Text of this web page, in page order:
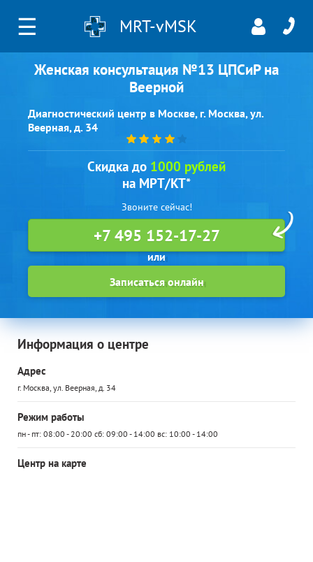
☰ MRT-vMSK
Женская консультация №13 ЦПСиР на
Веерной
Диагностический центр в Москве, г. Москва, ул.
Веерная, д. 34
Скидка до 1000 рублей
на МРТ/КТ*
Звоните сейчас!
+7 495 152-17-27
Записаться онлайн
Информация о центре
Адрес
г. Москва, ул. Веерная, д. 34
Режим работы
пн - пт: 08:00 - 20:00 сб: 09:00 - 14:00 вс: 10:00 - 14:00
Центр на карте